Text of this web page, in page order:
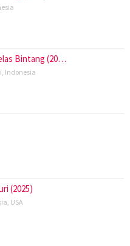
Bintang (20…
Indonesia
(2025)
USA